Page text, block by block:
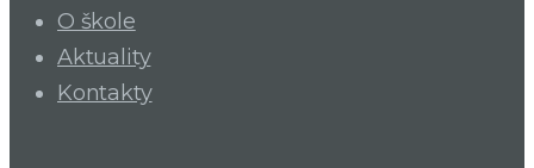
O škole
Aktuality
Kontakty